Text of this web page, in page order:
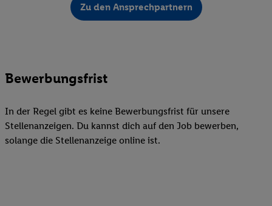
Zu den Ansprechpartnern
Bewerbungsfrist
In der Regel gibt es keine Bewerbungsfrist für unsere
Stellenanzeigen. Du kannst dich auf den Job bewerben,
solange die Stellenanzeige online ist.